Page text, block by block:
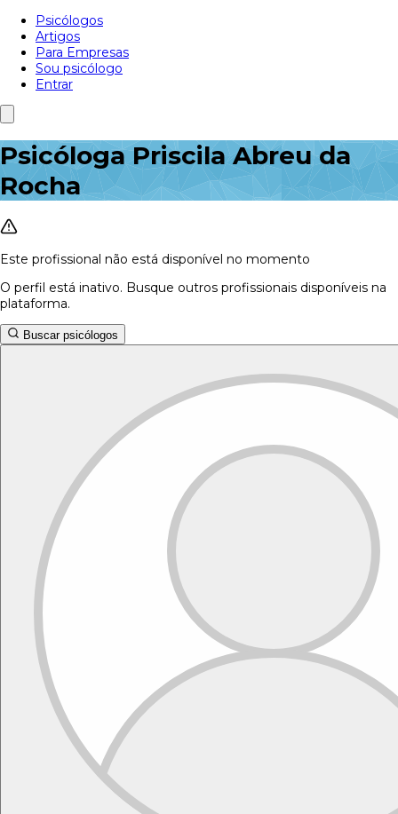
Psicólogos
Artigos
Para Empresas
Sou psicólogo
Entrar
Psicóloga Priscila Abreu da
Rocha
Este profissional não está disponível no momento
O perfil está inativo. Busque outros profissionais disponíveis na
plataforma.
Buscar psicólogos